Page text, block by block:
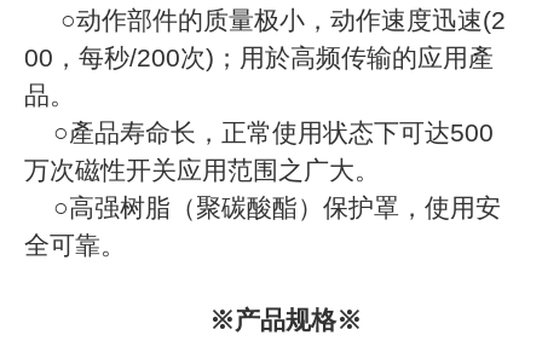
○动作部件的质量极小，动作速度迅速(2
00，每秒/200次)；用於高频传输的应用產
品。
○產品寿命长，正常使用状态下可达500
万次磁性开关应用范围之广大。
○高强树脂（聚碳酸酯）保护罩，使用安
全可靠。
※产品规格※